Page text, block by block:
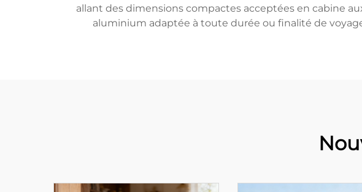
allant des dimensions compactes acceptées en cabine
aluminium adaptée à toute durée ou finalité de